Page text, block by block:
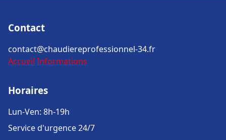
Contact
contact@chaudiereprofessionnel-34.fr
Accueil Informations
Horaires
Lun-Ven: 8h-19h
Service d'urgence 24/7